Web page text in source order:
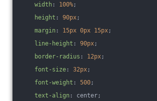
width : 100% ;
height : 90px ;
margin : 15px 0px 15px ;
line-height : 90px ;
border-radius : 12px ;
font-size : 32px ;
font-weight : 500 ;
text-align : center;